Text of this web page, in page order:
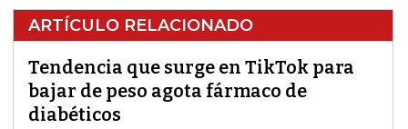
ARTÍCULO RELACIONADO
Tendencia que surge en TikTok para
bajar de peso agota fármaco de
diabéticos